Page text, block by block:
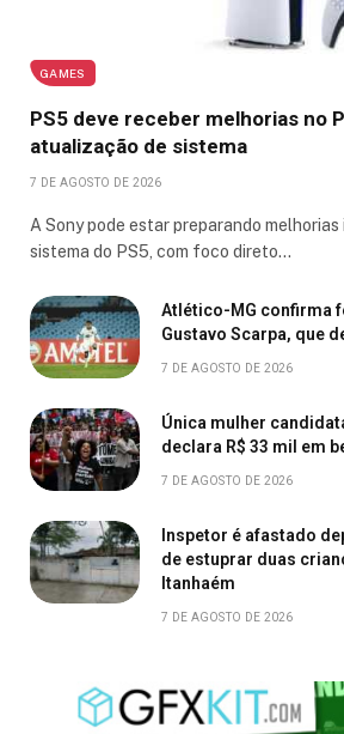
GAMES
PS5 deve receber melhorias no
atualização de sistema
7 DE AGOSTO DE 2026
A Sony pode estar preparando
sistema do PS5, com foco direto…
Atlético-MG confirma
Gustavo Scarpa, que
7 DE AGOSTO DE 2026
Única mulher
declara R$ 33 mil em
7 DE AGOSTO DE 2026
Inspetor é afastado
de estuprar duas
Itanhaém
7 DE AGOSTO DE 2026